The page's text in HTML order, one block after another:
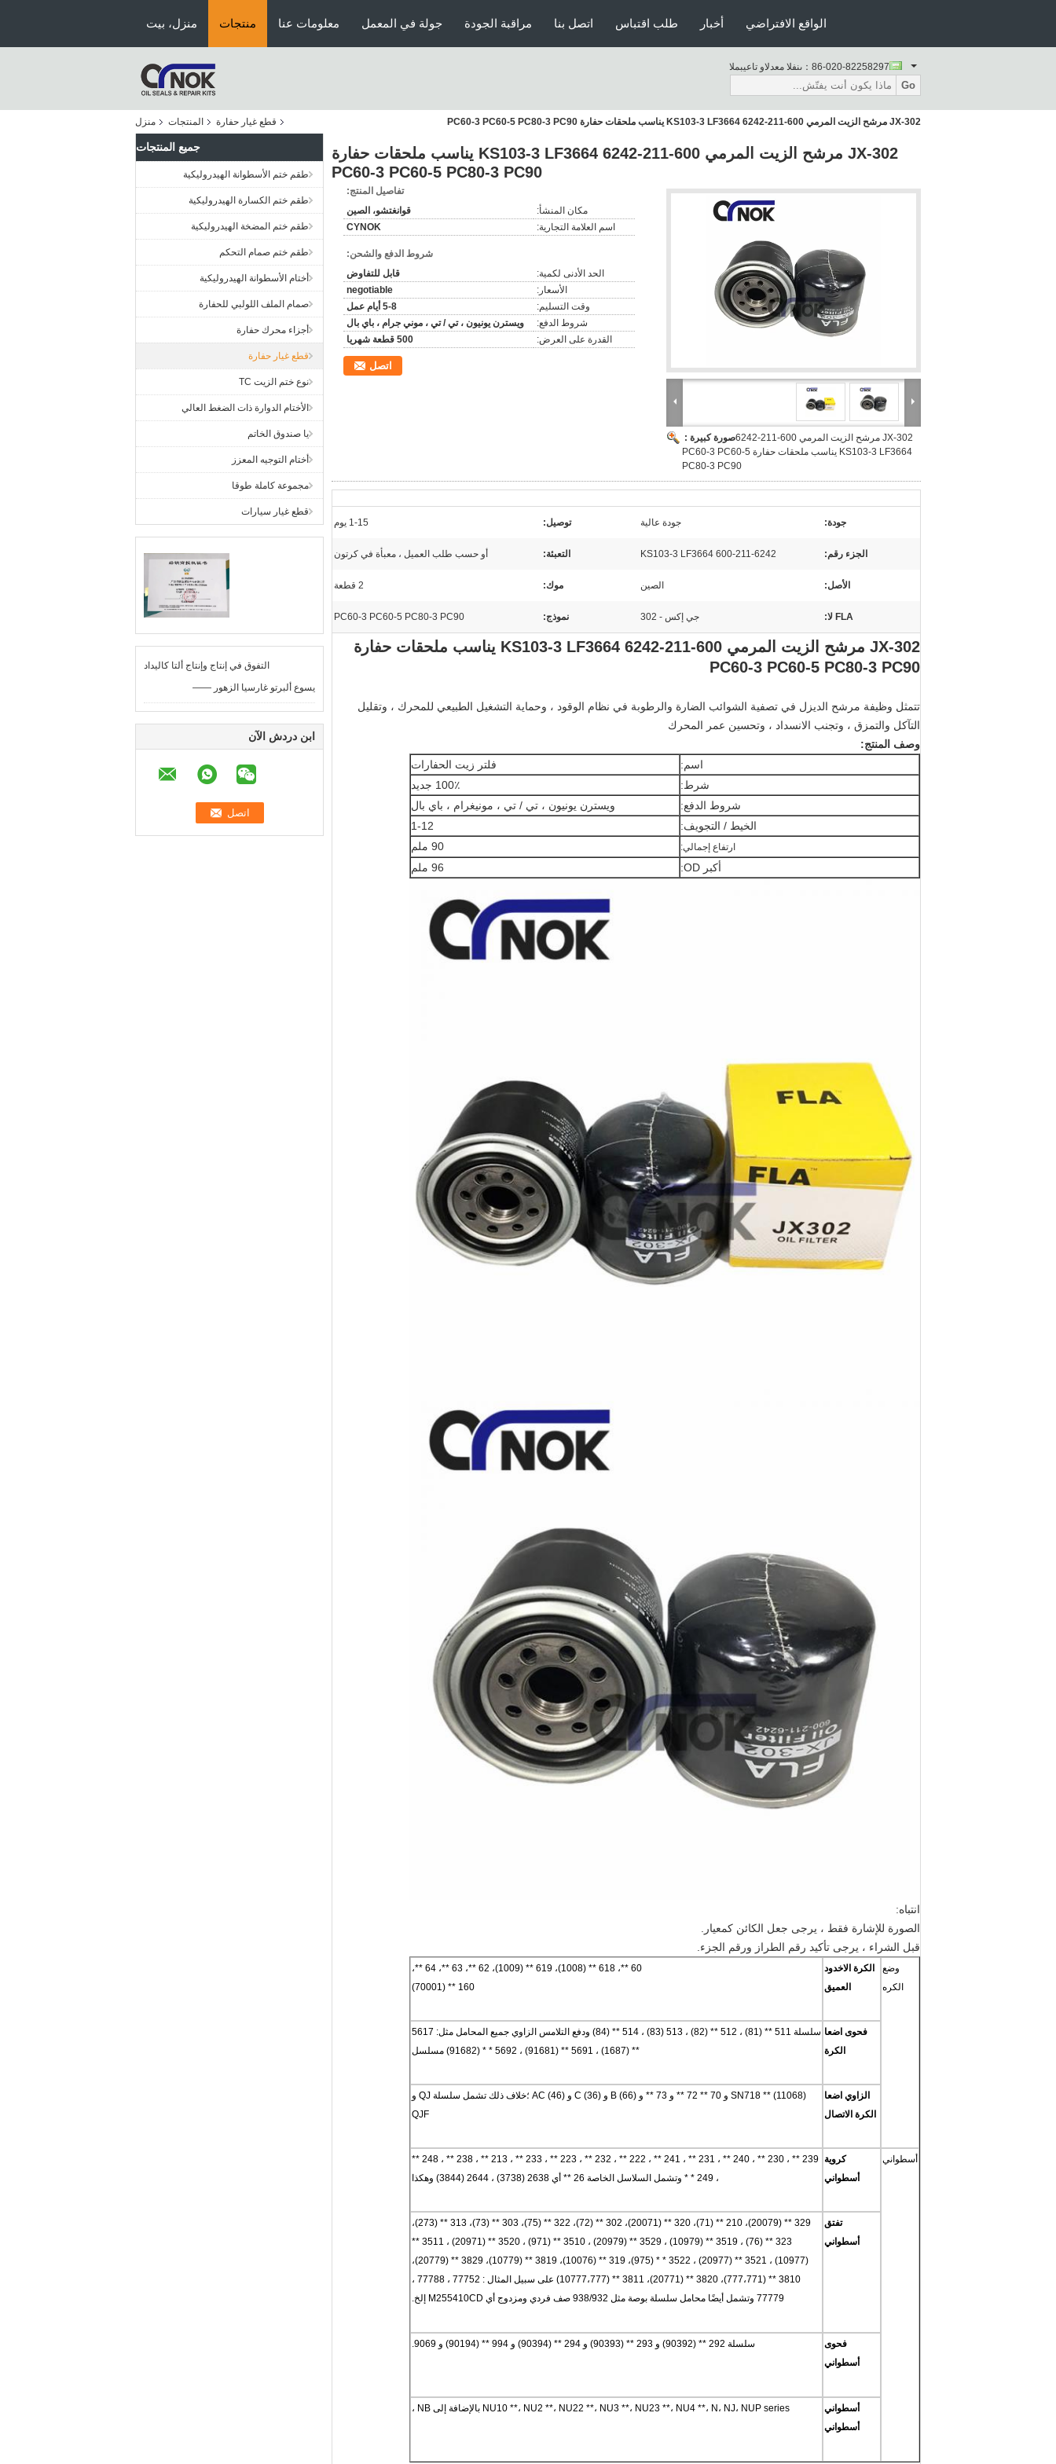
منزل، بيت منتجات معلومات عنا جولة في المعمل مراقبة الجودة اتصل بنا طلب اقتباس أخبار الواقع الافتراضي
المبيعات والدعم الفنى： 86-020-82258297
Go
منزل المنتجات قطع غيار حفارة JX-302 مرشح الزيت المرمي 600-211-6242 KS103-3 LF3664 يناسب ملحقات حفارة PC60-3 PC60-5 PC80-3 PC90
جميع المنتجات
طقم ختم الأسطوانة الهيدروليكية
طقم ختم الكسارة الهيدروليكية
طقم ختم المضخة الهيدروليكية
طقم ختم صمام التحكم
أختام الأسطوانة الهيدروليكية
صمام الملف اللولبي للحفارة
أجزاء محرك حفارة
قطع غيار حفارة
نوع ختم الزيت TC
الأختام الدوارة ذات الضغط العالي
يا صندوق الخاتم
أختام التوجيه المعزز
مجموعة كاملة طوقا
قطع غيار سيارات
التفوق في إنتاج وإنتاج ألتا كاليداد
—— يسوع ألبرتو غارسيا الزهور
ابن دردش الآن
JX-302 مرشح الزيت المرمي 600-211-6242 KS103-3 LF3664 يناسب ملحقات حفارة
PC60-3 PC60-5 PC80-3 PC90
صورة كبيرة :JX-302 مرشح الزيت المرمي 600-211-6242
KS103-3 LF3664 يناسب ملحقات حفارة PC60-3 PC60-5
PC80-3 PC90
تفاصيل المنتج:
مكان المنشأ:
قوانغتشو، الصين
اسم العلامة التجارية:
CYNOK
شروط الدفع والشحن:
الحد الأدنى لكمية:
قابل للتفاوض
الأسعار:
negotiable
وقت التسليم:
5-8 أيام عمل
شروط الدفع:
ويسترن يونيون ، تي / تي ، موني جرام ، باي بال
القدرة على العرض:
500 قطعة شهريا
اتصل
جودة: جودة عالية توصيل: 1-15 يوم
الجزء رقم: 600-211-6242 KS103-3 LF3664 التعبئة: أو حسب طلب العميل ، معبأة في كرتون
الأصل: الصين موك: 2 قطعة
FLA لا: جي إكس - 302 نموذج: PC60-3 PC60-5 PC80-3 PC90
JX-302 مرشح الزيت المرمي 600-211-6242 KS103-3 LF3664 يناسب ملحقات حفارة
PC60-3 PC60-5 PC80-3 PC90
تتمثل وظيفة مرشح الديزل في تصفية الشوائب الضارة والرطوبة في نظام الوقود ، وحماية التشغيل الطبيعي للمحرك ، وتقليل
التآكل والتمزق ، وتجنب الانسداد ، وتحسين عمر المحرك
وصف المنتج:
اسم:
فلتر زيت الحفارات
شرط:
100٪ جديد
شروط الدفع:
ويسترن يونيون ، تي / تي ، مونيغرام ، باي بال
الخيط / التجويف:
1-12
ارتفاع إجمالي:
90 ملم
أكبر OD:
96 ملم
انتباه:
الصورة للإشارة فقط ، يرجى جعل الكائن كمعيار.
قبل الشراء ، يرجى تأكيد رقم الطراز ورقم الجزء.
وضع
الكره
الكرة الاخدود
العميق
60 **، 618 ** (1008)، 619 ** (1009)، 62 **، 63 **، 64 **،
160 ** (70001)
فحوى اضعا
الكرة
سلسلة 511 ** (81) ، 512 ** (82) ، 513 (83) ، 514 ** (84) ودفع التلامس الزاوي جميع المحامل مثل: 5617
** (1687) ، 5691 ** (91681) ، 5692 * * (91682) مسلسل
الزاوي اضعا
الكرة الاتصال
SN718 ** (11068) و 70 ** 72 ** و 73 ** و B (66) و C (36) و AC (46) ؛خلاف ذلك تشمل سلسلة QJ و
QJF
أسطواني
كروية
أسطواني
239 ** ، 230 ** ، 240 ** ، 231 ** ، 241 ** ، 222 ** ، 232 ** ، 223 ** ، 233 ** ، 213 ** ، 238 ** ، 248 **
، 249 * * وتشمل السلاسل الخاصة 26 ** أي 2638 (3738) ، 2644 (3844) وهكذا
تفتق
أسطواني
329 ** (20079)، 210 ** (71)، 320 ** (20071)، 302 ** (72)، 322 ** (75)، 303 ** (73)، 313 ** (273)،
323 ** (76) ، 3519 ** (10979) ، 3529 ** (20979) ، 3510 ** (971) ، 3520 ** (20971) ، 3511 **
(10977) ، 3521 ** (20977) ، 3522 * * (975)، 319 ** (10076)، 3819 ** (10779)، 3829 ** (20779)،
3810 ** (777،771)، 3820 ** (20771)، 3811 ** (10777،777) على سبيل المثال : 77752 ، 77788 ،
77779 وتشمل أيضًا محامل سلسلة بوصة مثل 938/932 صف فردي ومزدوج أي M255410CD إلخ.
فحوى
أسطواني
سلسلة 292 ** (90392) و 293 ** (90393) و 294 ** (90394) و 994 ** (90194) و 9069.
أسطواني
أسطواني
NU10 **، NU2 **، NU22 **، NU3 **، NU23 **، NU4 **، N، NJ، NUP series بالإضافة إلى NB ،